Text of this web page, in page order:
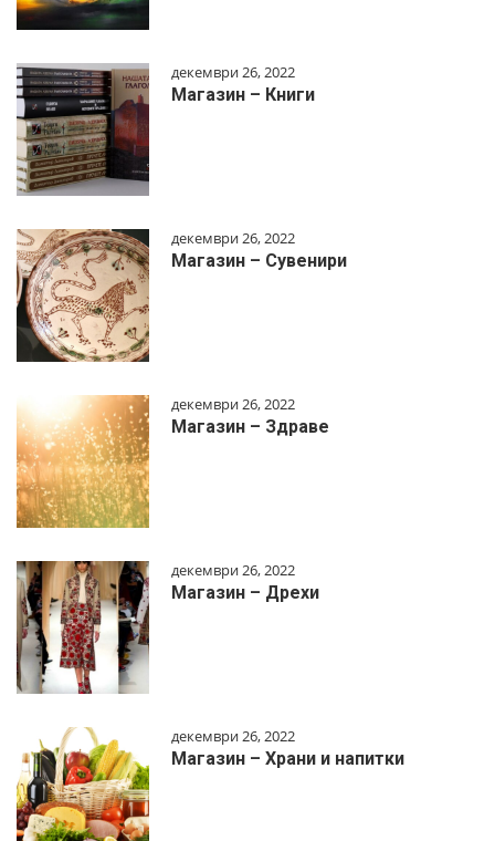
декември 26, 2022
Магазин – Книги
декември 26, 2022
Магазин – Сувенири
декември 26, 2022
Магазин – Здраве
декември 26, 2022
Магазин – Дрехи
декември 26, 2022
Магазин – Храни и напитки